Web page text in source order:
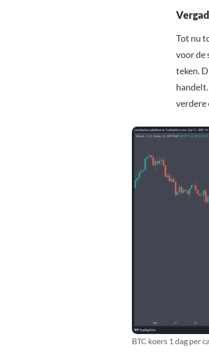
Tot nu
voor de
teken.
verdere
BTC koers 1 dag per